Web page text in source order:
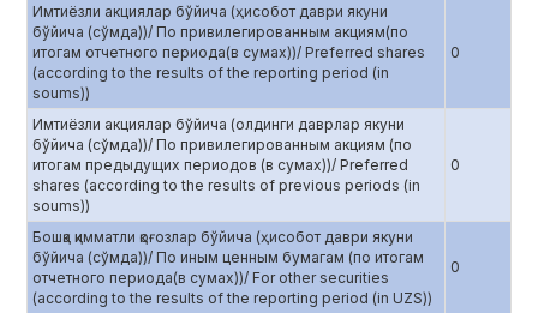
Имтиёзли акциялар бўйича (ҳисобот даври якуни
бўйича (сўмда))/ По привилегированным акциям(по
итогам отчетного периода(в сумах))/ Preferred shares
(according to the results of the reporting period (in
soums))
0
Имтиёзли акциялар бўйича (олдинги даврлар якуни
бўйича (сўмда))/ По привилегированным акциям (по
итогам предыдущих периодов (в сумах))/ Preferred
shares (according to the results of previous periods (in
soums))
0
Бошқа қимматли қоғозлар бўйича (ҳисобот даври якуни
бўйича (сўмда))/ По иным ценным бумагам (по итогам
отчетного периода(в сумах))/ For other securities
(according to the results of the reporting period (in UZS))
0